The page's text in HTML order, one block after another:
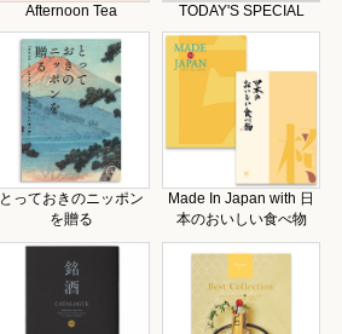
Afternoon Tea TODAY'S SPECIAL
とっておきのニッポン
を贈る
Made In Japan with 日
本のおいしい食べ物